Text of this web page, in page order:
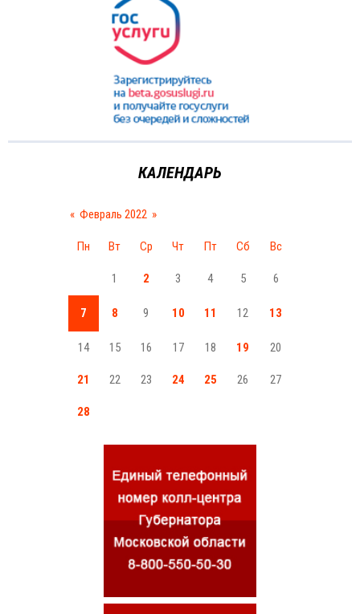
КАЛЕНДАРЬ
« Февраль 2022 »
Пн Вт Ср Чт Пт Сб Вс
1 2 3 4 5 6
7 8 9 10 11 12 13
14 15 16 17 18 19 20
21 22 23 24 25 26 27
28